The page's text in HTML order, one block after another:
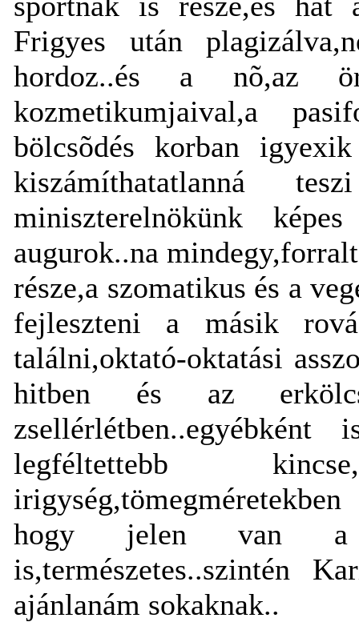
Frigyes után
hordoz..és a nõ,az
kozmetikumjaival,a
bölcsõdés korban
kiszámíthatatlanná
miniszterelnökünk
augurok..na
része,a szomatikus és a
fejleszteni a másik
találni,oktató-oktatási
hitben és az
legféltettebb
hogy jelen van a
is,természetes..szintén
ajánlanám sokaknak..